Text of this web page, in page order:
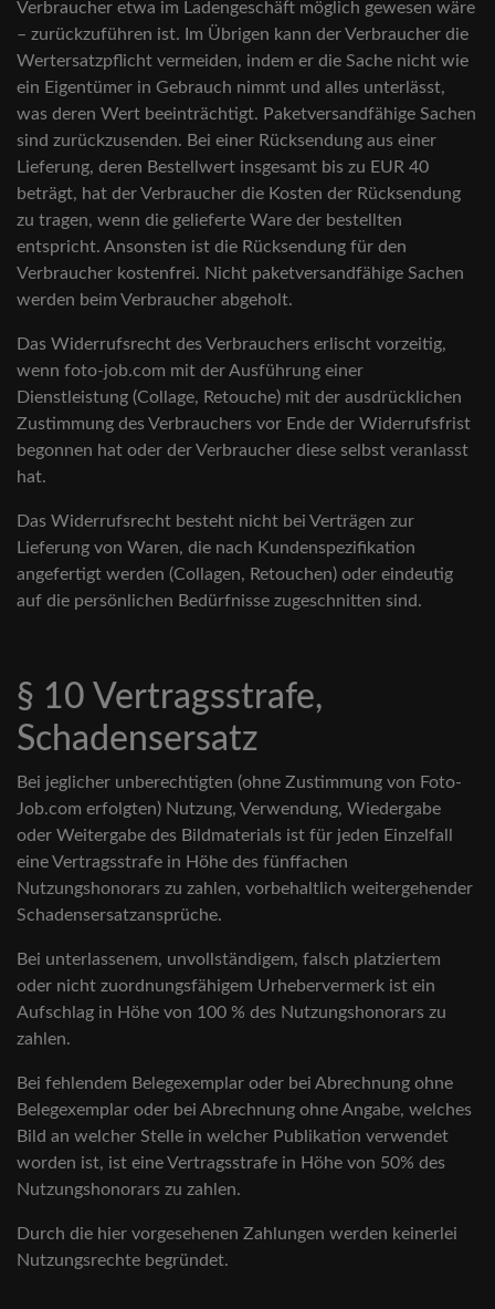
Verbraucher etwa im Ladengeschäft möglich gewesen wäre
– zurückzuführen ist. Im Übrigen kann der Verbraucher die
Wertersatzpflicht vermeiden, indem er die Sache nicht wie
ein Eigentümer in Gebrauch nimmt und alles unterlässt,
was deren Wert beeinträchtigt. Paketversandfähige Sachen
sind zurückzusenden. Bei einer Rücksendung aus einer
Lieferung, deren Bestellwert insgesamt bis zu EUR 40
beträgt, hat der Verbraucher die Kosten der Rücksendung
zu tragen, wenn die gelieferte Ware der bestellten
entspricht. Ansonsten ist die Rücksendung für den
Verbraucher kostenfrei. Nicht paketversandfähige Sachen
werden beim Verbraucher abgeholt.
Das Widerrufsrecht des Verbrauchers erlischt vorzeitig,
wenn foto-job.com mit der Ausführung einer
Dienstleistung (Collage, Retouche) mit der ausdrücklichen
Zustimmung des Verbrauchers vor Ende der Widerrufsfrist
begonnen hat oder der Verbraucher diese selbst veranlasst
hat.
Das Widerrufsrecht besteht nicht bei Verträgen zur
Lieferung von Waren, die nach Kundenspezifikation
angefertigt werden (Collagen, Retouchen) oder eindeutig
auf die persönlichen Bedürfnisse zugeschnitten sind.
§ 10 Vertragsstrafe,
Schadensersatz
Bei jeglicher unberechtigten (ohne Zustimmung von Foto-
Job.com erfolgten) Nutzung, Verwendung, Wiedergabe
oder Weitergabe des Bildmaterials ist für jeden Einzelfall
eine Vertragsstrafe in Höhe des fünffachen
Nutzungshonorars zu zahlen, vorbehaltlich weitergehender
Schadensersatzansprüche.
Bei unterlassenem, unvollständigem, falsch platziertem
oder nicht zuordnungsfähigem Urhebervermerk ist ein
Aufschlag in Höhe von 100 % des Nutzungshonorars zu
zahlen.
Bei fehlendem Belegexemplar oder bei Abrechnung ohne
Belegexemplar oder bei Abrechnung ohne Angabe, welches
Bild an welcher Stelle in welcher Publikation verwendet
worden ist, ist eine Vertragsstrafe in Höhe von 50% des
Nutzungshonorars zu zahlen.
Durch die hier vorgesehenen Zahlungen werden keinerlei
Nutzungsrechte begründet.